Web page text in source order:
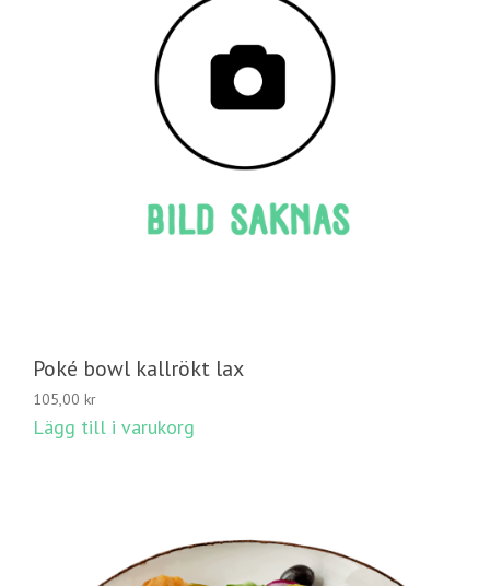
Poké bowl kallrökt lax
105,00 kr
Lägg till i varukorg